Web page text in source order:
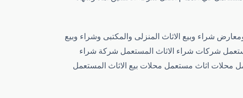
شراء وبيع الاثاث المنزلى والمكتبى وشراء وبيع
شركات شراء الاثاث المستعمل شركة شراء
محلات اثاث مستعمل محلات بيع الاثاث المستعمل